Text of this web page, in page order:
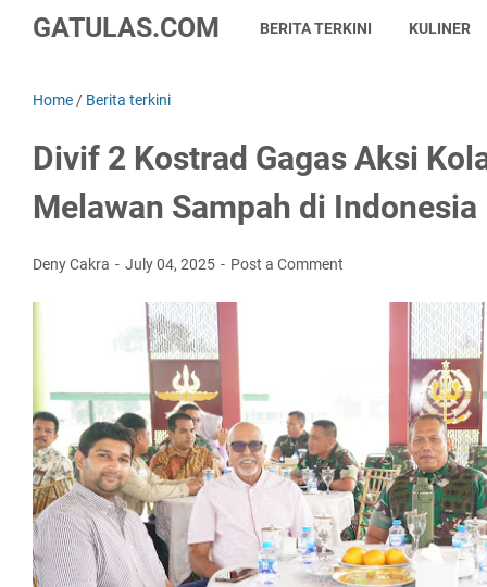
GATULAS.COM BERITA TERKINI KULINER
Home / Berita terkini
Divif 2 Kostrad Gagas Aksi
Melawan Sampah di Indonesia
Deny Cakra July 04, 2025 Post a Comment